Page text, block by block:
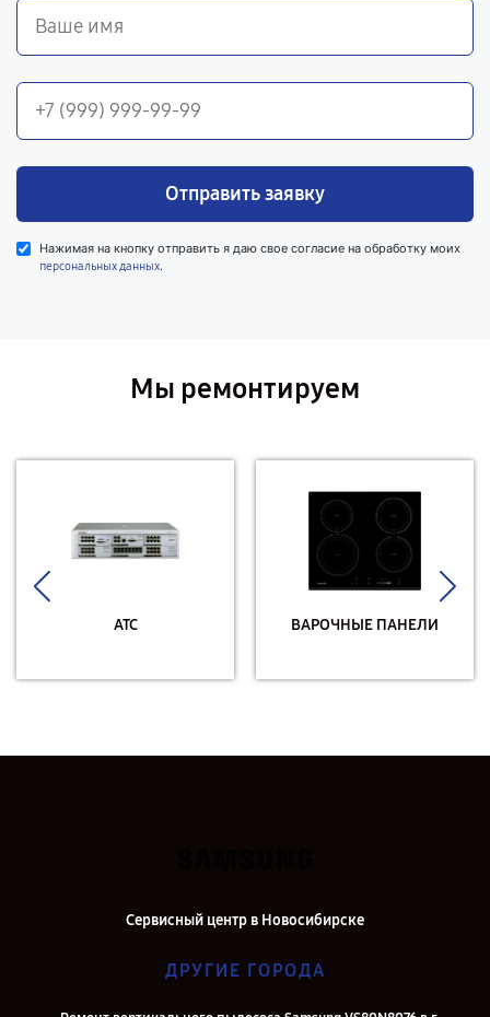
Отправить заявку
Нажимая на кнопку отправить я даю свое согласие на обработку моих
персональных данных.
Мы ремонтируем
АТС ВАРОЧНЫЕ ПАНЕЛИ
Сервисный центр в Новосибирске
ДРУГИЕ ГОРОДА